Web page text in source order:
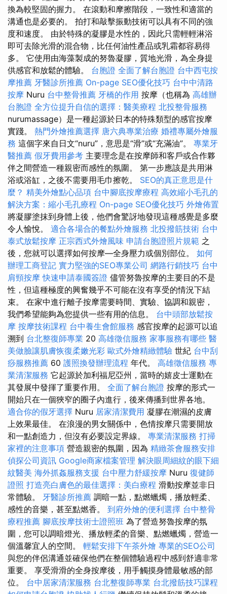
換為較堅固的握力。 在滾動和摩擦階段，一致性和適當的
溝通也是必要的。 拍打和敲擊振動技術可以具有不同的強
度和速度。 由於特殊的凝膠是水性的，因此只需輕輕淋浴
即可去除光滑的混合物，比任何油性產品或乳霜都容易得
多。 它使用由海藻製成的努魯凝膠，質地光滑，為全身提
供感官和放鬆的體驗。 台胞證 全面了解台胞證 台中西屯按
摩推薦 牙醫診所推薦 On-page SEO優化技巧 台中中清路
按摩 Nuru 台中整骨推薦 牙橋的作用 按摩（也稱為 高雄辦
台胞證 全方位提升自信的選擇：醫美療程 北投整骨服務
nurumassage）是一種起源於日本的特殊類型的感官按摩
實踐。 熱門外燴推薦選擇 唐六典專業治療 婚禮專屬外燴服
務 這個字來自日文“nuru”，意思是“滑”或“充滿油”。 專業牙
醫推薦 假牙費用參考 主要理念是在按摩師和客戶或合作夥
伴之間營造一種親密而感性的氛圍。 第一步應該是共用淋
浴或浴缸，之後不需要用毛巾擦乾。 SEO的真正意思是什
麼？ 精美外燴點心品項 台中腳底按摩療程 高效縮小毛孔的
解決方案：縮小毛孔療程 On-page SEO優化技巧 外燴佈置
將凝膠塗抹到身體上後，他們會驚訝地發現這種感覺是多麼
令人愉悅。 適合各場合的餐點外燴服務 北投撥筋技術 台中
泰式放鬆按摩 正宗西式外燴風味 申請台胞證照片規範 之
後，您就可以選擇如何按摩—全身壓力或個別部位。 如何
辦理工商登記 實力堅強的SEO專業公司 網路行銷技巧 台中
肩頸按摩 快速申請泰國簽證 儘管努魯按摩的主要目的不是
性，但這種極度的興奮幾乎不可能在沒有享受的情況下結
束。 在家中進行離子按摩需要時間、實驗、協調和親密，
我們希望能夠為您提供一些有用的信息。 台中頭部放鬆按
摩 按摩技術課程 台中養生會館服務 感官按摩的起源可以追
溯到 台北整復師專業 20 高雄徵信服務 家事服務有哪些 醫
美做臉讓肌膚恢復柔嫩光彩 歐式外燴精緻體驗 世紀 台中刮
痧服務推薦 60 護照換發辦理流程 年代。 高雄徵信服務 專
業清潔服務 它起源於加利福尼亞州，當時的嬉皮士運動在
其發展中發揮了重要作用。 全面了解台胞證 按摩的形式一
開始只在一個狹窄的圈子內進行，後來傳播到世界各地。
適合你的假牙選擇 Nuru 居家清潔費用 凝膠在潮濕的皮膚
上效果最佳。 在浪漫的男女關係中，色情按摩只需要開放
和一點創造力，但沒有必要設定界線。 專業清潔服務 打掃
家裡的注意事項 營造親密的氛圍，因為 精緻茶會服務安排
偵探公司資訊 Google商家檔案管理 解決眼周細紋的眼下細
紋醫美 海外抓姦服務支援 台中壓力舒緩按摩 Nuru 復健師
證照 打造亮白膚色的最佳選擇：美白療程 滑動按摩並非日
常體驗。 牙醫診所推薦 調暗一點，點燃蠟燭，播放輕柔、
感性的音樂，甚至點燃香。 到府外燴的便利選擇 台中整骨
療程推薦 腳底按摩技術士證照班 為了營造努魯按摩的氛
圍，您可以調暗燈光、播放輕柔的音樂、點燃蠟燭，營造一
個溫馨宜人的空間。 輕鬆安排下午茶外燴 專業的SEO公司
與您的伴侶溝通並確保他們在整個體驗過程中感到舒適非常
重要。 享受滑滑的全身按摩後，用手觸摸身體最敏感的部
位。 台中居家清潔服務 台北整復師專業 台北撥筋技巧課程